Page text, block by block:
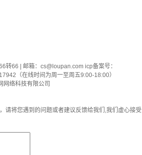
转66 | 邮箱： cs@loupan.com icp备案号：
（在线时间为周一至周五9:00-18:00）
网络科技有限公司
请将您遇到的问题或者建议反馈给我们,我们虚心接受